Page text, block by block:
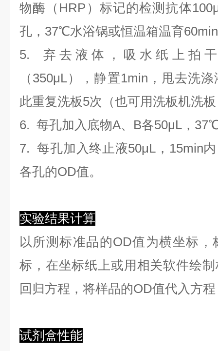
物酶（HRP）标记的检测抗体
孔，37℃水浴锅或恒温箱温育
5. 弃去液体，吸水纸上拍
（350μL）
，静置1min，甩去洗
此重复洗板5次（也可用洗板机洗
6. 每孔加入底物A、B各50μL，
7. 每孔加入终止液50μL，15min
各孔的OD值。
实验结果计算
以所测标准品的OD值为横坐标，
标，在坐标纸上或用相关软件绘制
回归方程 ， 将样品的OD值代入方
试剂盒性能